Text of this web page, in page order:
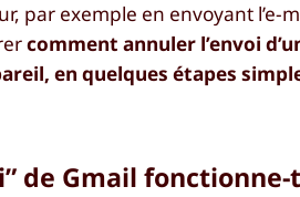
par exemple en envoyant l’e-
comment annuler l’envoi
en quelques étapes
de Gmail